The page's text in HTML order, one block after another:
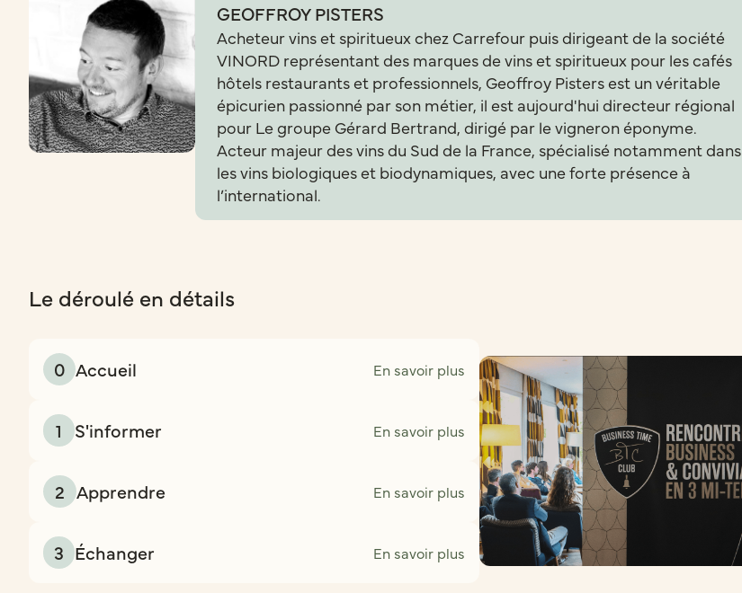
GEOFFROY PISTERS
Acheteur vins et spiritueux chez Carrefour puis dirigeant de la société
VINORD représentant des marques de vins et spiritueux pour les cafés
hôtels restaurants et professionnels, Geoffroy Pisters est un véritable
épicurien passionné par son métier, il est aujourd'hui directeur régional
pour Le groupe Gérard Bertrand, dirigé par le vigneron éponyme.
Acteur majeur des vins du Sud de la France, spécialisé notamment dans
les vins biologiques et biodynamiques, avec une forte présence à
l’international.
Le déroulé en détails
0 Accueil En savoir plus
1 S'informer En savoir plus
2 Apprendre En savoir plus
3 Échanger En savoir plus